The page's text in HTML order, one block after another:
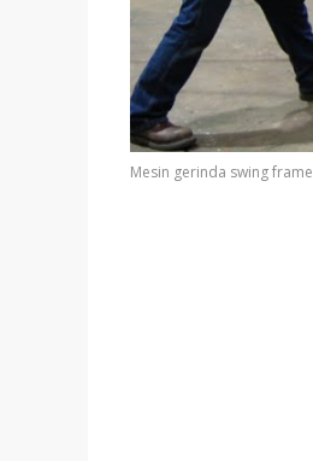
Mesin gerinda swing frame